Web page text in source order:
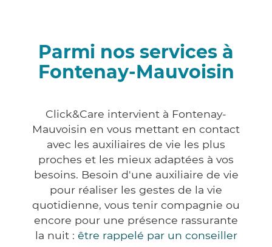
Parmi nos services à
Fontenay-Mauvoisin
Click&Care intervient à Fontenay-
Mauvoisin en vous mettant en contact
avec les auxiliaires de vie les plus
proches et les mieux adaptées à vos
besoins. Besoin d'une auxiliaire de vie
pour réaliser les gestes de la vie
quotidienne, vous tenir compagnie ou
encore pour une présence rassurante
la nuit : être rappelé par un conseiller